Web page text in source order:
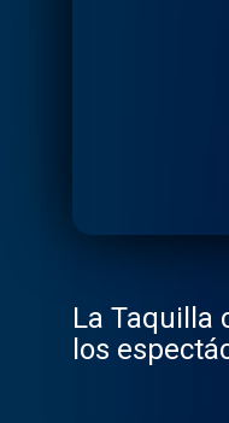
La Taquilla
los